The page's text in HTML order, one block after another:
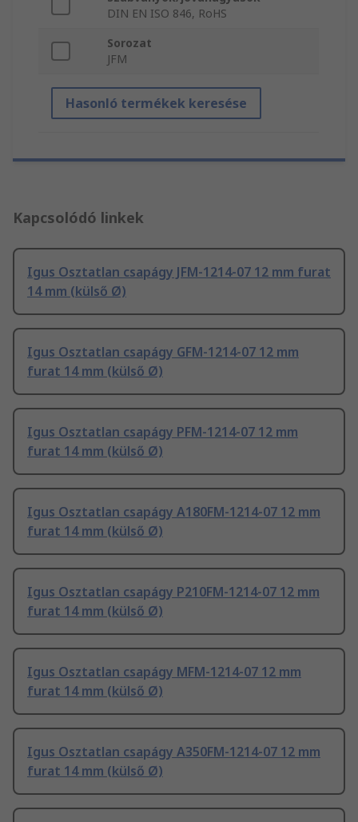
DIN EN ISO 846, RoHS
Sorozat
JFM
Hasonló termékek keresése
Kapcsolódó linkek
Igus Osztatlan csapágy JFM-1214-07 12 mm furat
14 mm (külső Ø)
Igus Osztatlan csapágy GFM-1214-07 12 mm
furat 14 mm (külső Ø)
Igus Osztatlan csapágy PFM-1214-07 12 mm
furat 14 mm (külső Ø)
Igus Osztatlan csapágy A180FM-1214-07 12 mm
furat 14 mm (külső Ø)
Igus Osztatlan csapágy P210FM-1214-07 12 mm
furat 14 mm (külső Ø)
Igus Osztatlan csapágy MFM-1214-07 12 mm
furat 14 mm (külső Ø)
Igus Osztatlan csapágy A350FM-1214-07 12 mm
furat 14 mm (külső Ø)